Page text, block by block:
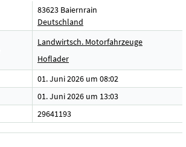
83623 Baiernrain
Deutschland
Landwirtsch. Motorfahrzeuge
Hoflader
01. Juni 2026 um 08:02
01. Juni 2026 um 13:03
29641193